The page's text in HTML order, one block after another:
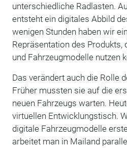
unterschiedliche Radlasten.
entsteht ein digitales Abbild
wenigen Stunden haben wir
Repräsentation des
und Fahrzeugmodelle nutzen
Das verändert auch die Rolle
Früher mussten sie auf die
neuen Fahrzeugs warten.
virtuellen Entwicklungstisch.
digitale Fahrzeugmodelle
arbeitet man in Mailand